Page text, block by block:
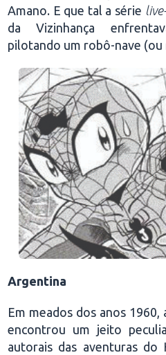
Amano. E que tal a série
da Vizinhança
pilotando um robô-nave (ou
Argentina
Em meados dos anos 1960,
encontrou um jeito
autorais das aventuras do